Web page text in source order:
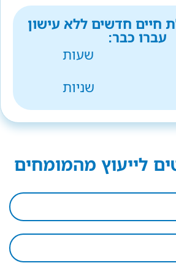
חיים חדשים ללא עישון
עברו כבר:
שעות
שניות
לייעוץ מהמומחים